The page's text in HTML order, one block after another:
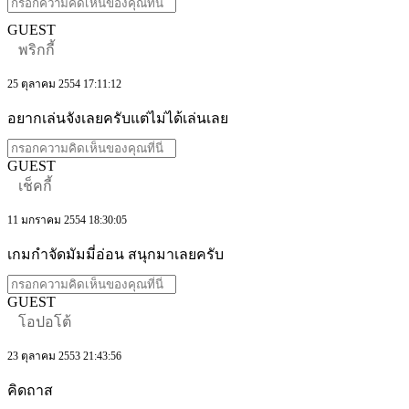
GUEST
พริกกี้
25 ตุลาคม 2554 17:11:12
อยากเล่นจังเลยครับแต่ไม่ได้เล่นเลย
GUEST
เช็คกี้
11 มกราคม 2554 18:30:05
เกมกำจัดมัมมี่อ่อน สนุกมาเลยครับ
GUEST
โอปอโต้
23 ตุลาคม 2553 21:43:56
คิดถาส